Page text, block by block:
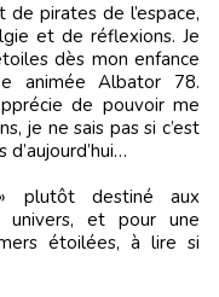
de pirates de l’espace,
et de réflexions. Je
dès mon enfance
animée Albator 78.
de pouvoir me
je ne sais pas si c’est
plutôt destiné aux
univers, et pour une
étoilées, à lire si